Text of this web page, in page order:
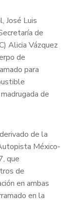
José Luis
de
Alicia Vázquez
de
para
de
de la
México-
que
de
en ambas
en la